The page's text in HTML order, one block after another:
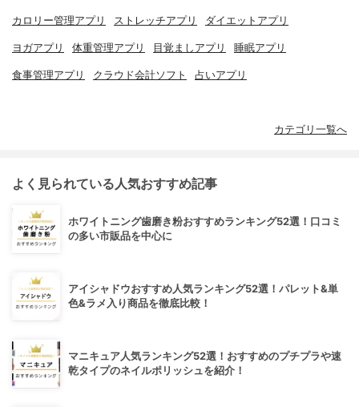
カロリー管理アプリ ストレッチアプリ ダイエットアプリ
ヨガアプリ 体重管理アプリ 目覚ましアプリ 睡眠アプリ
食事管理アプリ クラウド会計ソフト 占いアプリ
カテゴリ一覧へ
よく見られている人気おすすめ記事
ホワイトニング歯磨き粉おすすめランキング52選！口コミ
の多い市販品を中心に
アイシャドウおすすめ人気ランキング52選！パレット&単
色&ラメ入り商品を徹底比較！
マニキュア人気ランキング52選！おすすめのプチプラや速
乾タイプのネイルポリッシュを紹介！